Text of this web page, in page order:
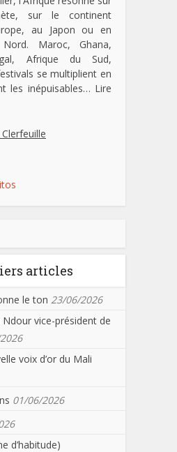
sur le continent
au Japon ou en
Maroc, Ghana,
Afrique du Sud,
se multiplient en
les inépuisables… Lire
articles
le ton 23/06/2026
Ndour vice-président de
voix d’or du Mali
01/06/2026
d’habitude)